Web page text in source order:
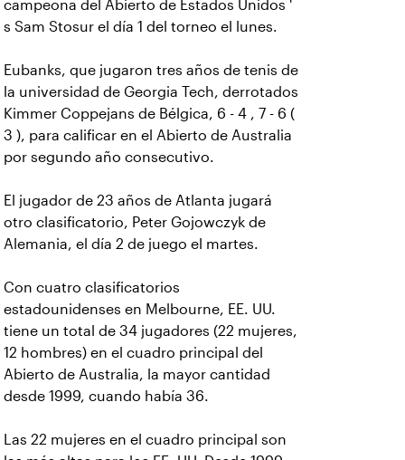
campeona del Abierto de Estados Unidos '
s Sam Stosur el día 1 del torneo el lunes.
Eubanks, que jugaron tres años de tenis de
la universidad de Georgia Tech, derrotados
Kimmer Coppejans de Bélgica, 6 - 4 , 7 - 6 (
3 ), para calificar en el Abierto de Australia
por segundo año consecutivo.
El jugador de 23 años de Atlanta jugará
otro clasificatorio, Peter Gojowczyk de
Alemania, el día 2 de juego el martes.
Con cuatro clasificatorios
estadounidenses en Melbourne, EE. UU.
tiene un total de 34 jugadores (22 mujeres,
12 hombres) en el cuadro principal del
Abierto de Australia, la mayor cantidad
desde 1999, cuando había 36.
Las 22 mujeres en el cuadro principal son